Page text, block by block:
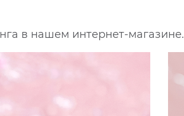
в нашем интернет-магазине.